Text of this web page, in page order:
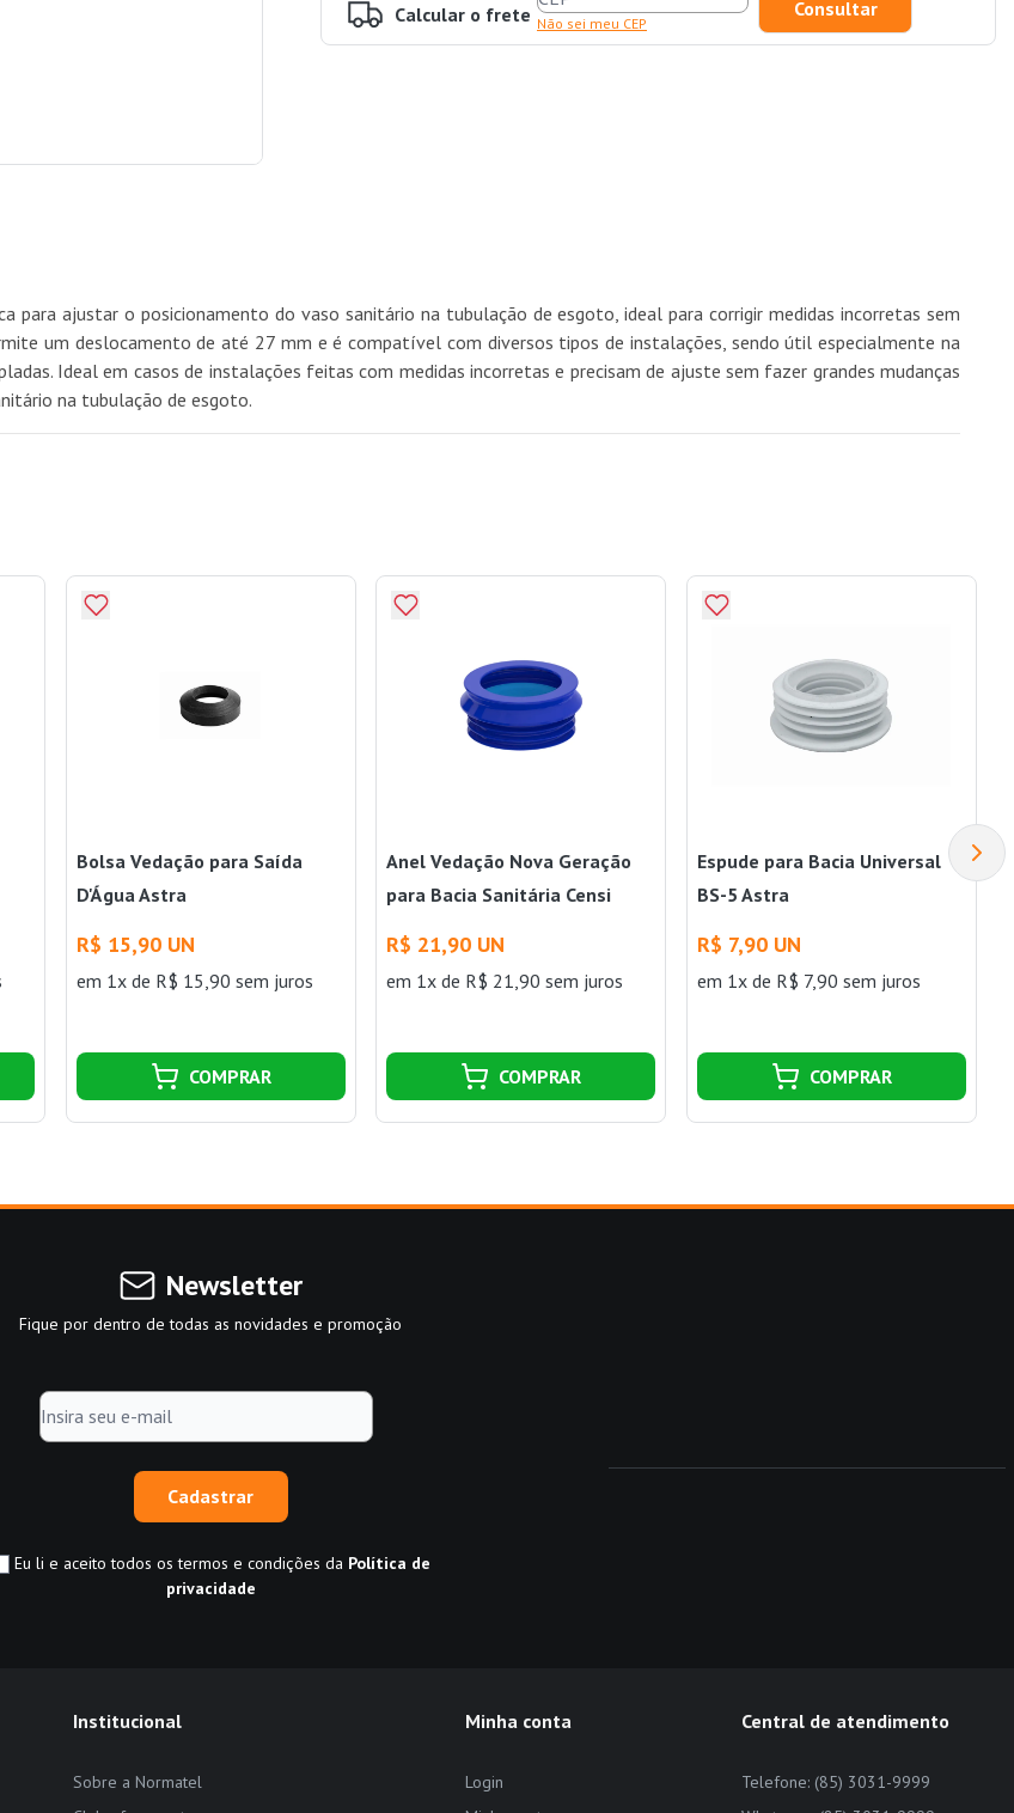
Calcular o frete Não sei meu CEP
para ajustar o posicionamento do vaso sanitário na tubulação de esgoto, ideal para corrigir medidas incorretas sem
um deslocamento de até 27 mm e é compatível com diversos tipos de instalações, sendo útil especialmente na
Ideal em casos de instalações feitas com medidas incorretas e precisam de ajuste sem fazer grandes mudanças
na tubulação de esgoto.
Bolsa Vedação para Saída
D'Água Astra
R$ 15,90 UN
em 1x de R$ 15,90 sem juros
COMPRAR
Anel Vedação Nova Geração
para Bacia Sanitária Censi
R$ 21,90 UN
em 1x de R$ 21,90 sem juros
COMPRAR
Espude para Bacia Universal
BS-5 Astra
R$ 7,90 UN
em 1x de R$ 7,90 sem juros
COMPRAR
Newsletter
Fique por dentro de todas as novidades e promoção
Cadastrar
Eu li e aceito todos os termos e condições da Política de
privacidade
Institucional
Sobre a Normatel
Minha conta
Login
Central de atendimento
Telefone: (85) 3031-9999